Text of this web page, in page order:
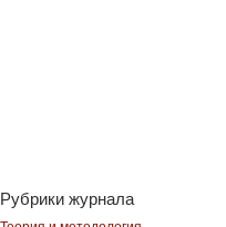
Рубрики журнала